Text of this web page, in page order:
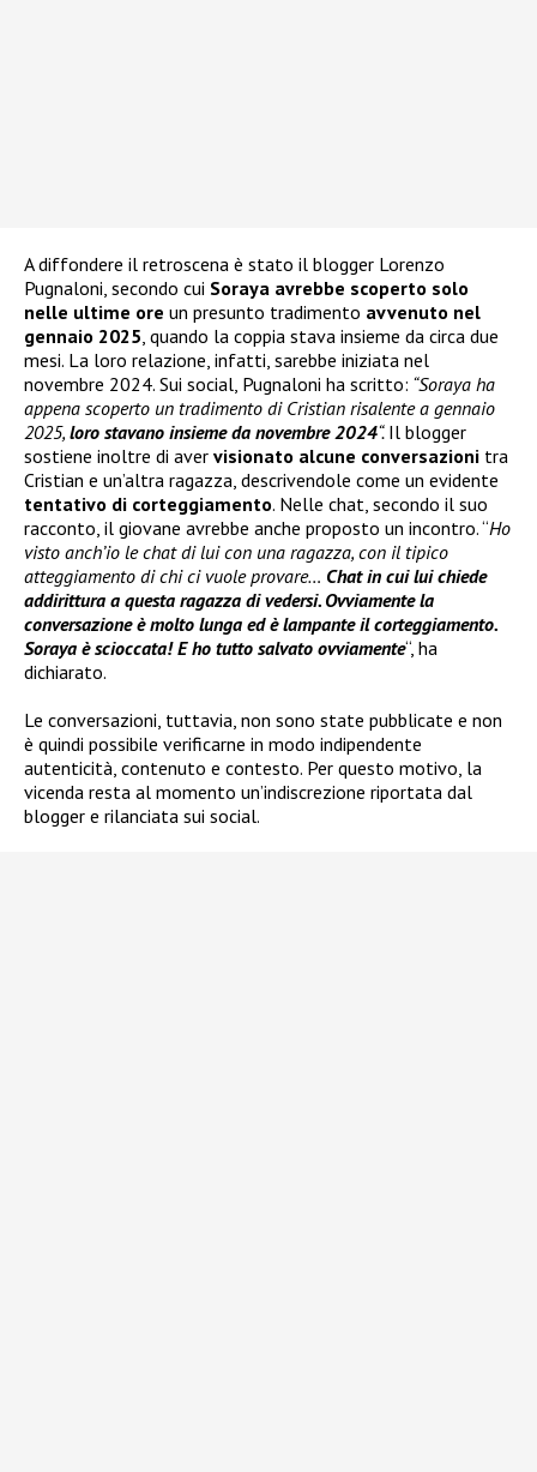
A diffondere il retroscena è stato il blogger Lorenzo
Pugnaloni, secondo cui Soraya avrebbe scoperto solo
nelle ultime ore un presunto tradimento avvenuto nel
gennaio 2025 , quando la coppia stava insieme da circa due
mesi. La loro relazione, infatti, sarebbe iniziata nel
novembre 2024. Sui social, Pugnaloni ha scritto: “Soraya ha
appena scoperto un tradimento di Cristian risalente a gennaio
2025, loro stavano insieme da novembre 2024“. Il blogger
sostiene inoltre di aver visionato alcune conversazioni tra
Cristian e un’altra ragazza, descrivendole come un evidente
tentativo di corteggiamento. Nelle chat, secondo il suo
racconto, il giovane avrebbe anche proposto un incontro. “Ho
visto anch’io le chat di lui con una ragazza, con il tipico
atteggiamento di chi ci vuole provare… Chat in cui lui chiede
addirittura a questa ragazza di vedersi. Ovviamente la
conversazione è molto lunga ed è lampante il corteggiamento.
Soraya è scioccata! E ho tutto salvato ovviamente“, ha
dichiarato.
Le conversazioni, tuttavia, non sono state pubblicate e non
è quindi possibile verificarne in modo indipendente
autenticità, contenuto e contesto. Per questo motivo, la
vicenda resta al momento un’indiscrezione riportata dal
blogger e rilanciata sui social.